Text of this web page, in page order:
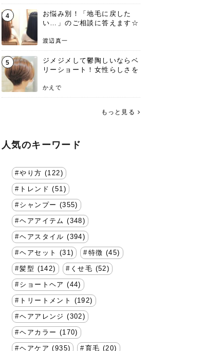
4
お悩み別！「地毛に戻した
い…」のご相談に答えます☆
渡辺真一
5
ジメジメして鬱陶しいならベ
リーショート！女性らしさを
かえで
もっと見る
人気のキーワード
やり方 (122)
トレンド (51)
シャンプー (355)
ヘアアイテム (348)
ヘアスタイル (394)
ヘアセット (31) 特徴 (45)
髪型 (142) くせ毛 (52)
ショートヘア (44)
トリートメント (192)
ヘアアレンジ (302)
ヘアカラー (170)
ヘアケア (935) 育毛 (20)